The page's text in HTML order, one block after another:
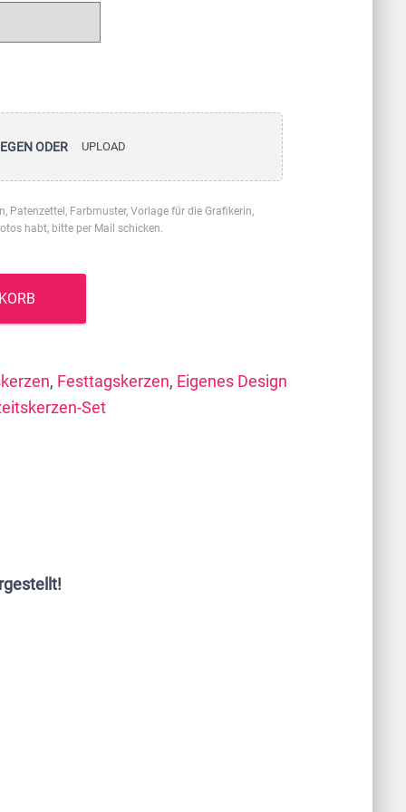
ODER UPLOAD
Patenzettel, Farbmuster, Vorlage für die Grafikerin,
habt, bitte per Mail schicken.
, Festtagskerzen, Eigenes Design
Set